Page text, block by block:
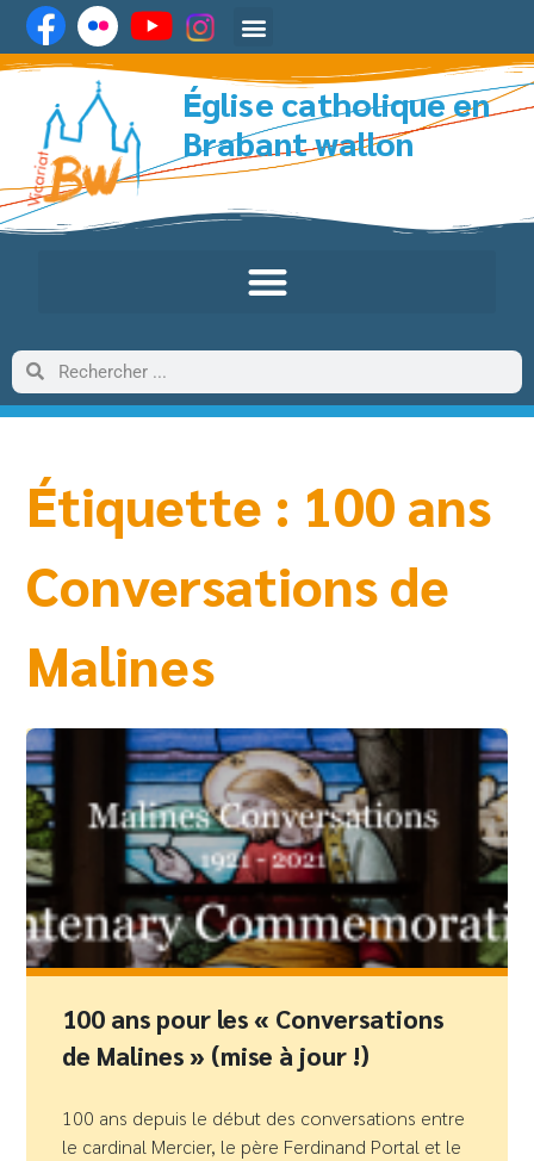
Église catholique en
Brabant wallon
Étiquette : 100 ans
Conversations de
Malines
100 ans pour les « Conversations
de Malines » (mise à jour !)
100 ans depuis le début des conversations entre
le cardinal Mercier, le père Ferdinand Portal et le